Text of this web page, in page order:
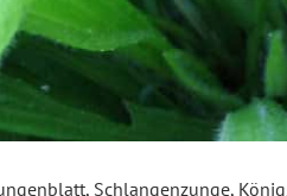
Schlangenzunge,